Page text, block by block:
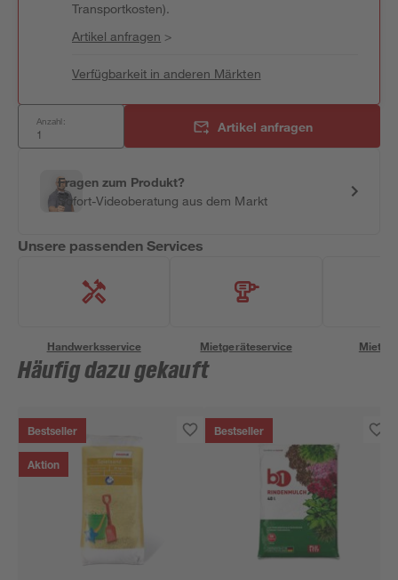
Transportkosten).
Artikel anfragen >
Verfügbarkeit in anderen Märkten
Anzahl: Artikel anfragen
Fragen zum Produkt?
Sofort-Videoberatung aus dem Markt
Unsere passenden Services
Handwerksservice Mietgeräteservice
Häufig dazu gekauft
Bestseller
Aktion
Bestseller